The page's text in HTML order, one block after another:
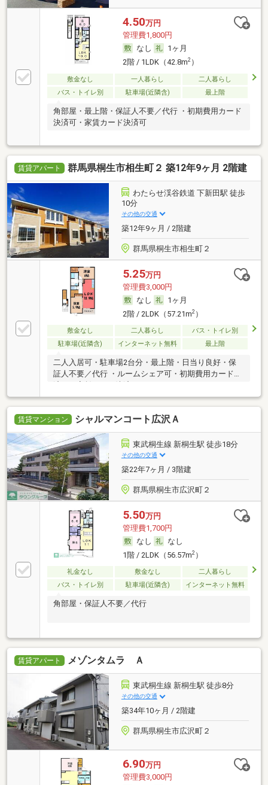
4.50万円
管理費1,800円
なし
1ヶ月
2階 / 1LDK（42.8m2）
敷金なし 一人暮らし
二人暮らし
バス・トイレ別
駐車場(近隣含) 最上階
角部屋・最上階・保証人不要／代行 ・初期費用カード
決済可・家賃カード決済可
賃貸アパート 群馬県桐生市相生町２ 築12年9ヶ月 2階建
わたらせ渓谷鉄道 下新田駅 徒歩
10分
その他の交通
築12年9ヶ月 / 2階建
群馬県桐生市相生町２
5.25万円
管理費3,000円
なし
1ヶ月
2階 / 2LDK（57.21m2）
敷金なし 二人暮らし
バス・トイレ別
駐車場(近隣含)
インターネット無料 最上階
二人入居可・駐車場2台分・最上階・日当り良好・保
証人不要／代行 ・ルームシェア可・初期費用カード決
賃貸マンション シャルマンコート広沢Ａ
東武桐生線 新桐生駅 徒歩18分
その他の交通
築22年7ヶ月 / 3階建
群馬県桐生市広沢町２
5.50万円
管理費1,700円
なし
なし
1階 / 2LDK（56.57m2）
礼金なし 敷金なし
二人暮らし
バス・トイレ別
駐車場(近隣含) インターネット無料
角部屋・保証人不要／代行
賃貸アパート メゾンタムラ Ａ
東武桐生線 新桐生駅 徒歩8分
その他の交通
築34年10ヶ月 / 2階建
群馬県桐生市広沢町２
6.90万円
管理費3,000円